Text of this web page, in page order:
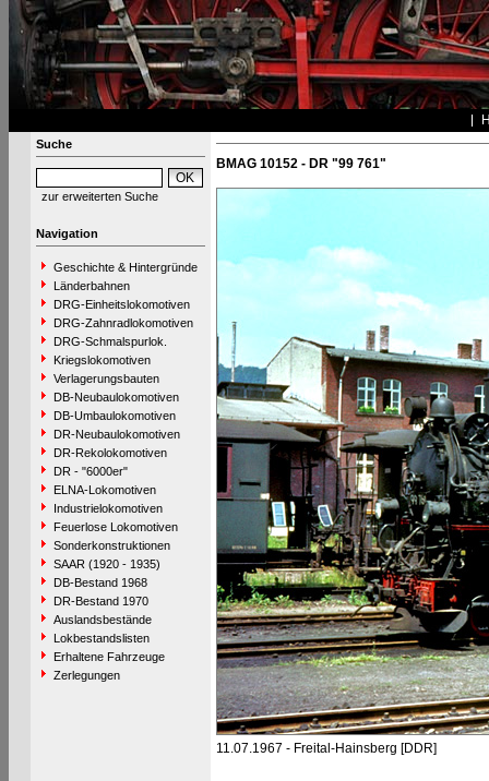
Suche
zur erweiterten Suche
Navigation
Geschichte & Hintergründe
Länderbahnen
DRG-Einheitslokomotiven
DRG-Zahnradlokomotiven
DRG-Schmalspurlok.
Kriegslokomotiven
Verlagerungsbauten
DB-Neubaulokomotiven
DB-Umbaulokomotiven
DR-Neubaulokomotiven
DR-Rekolokomotiven
DR - "6000er"
ELNA-Lokomotiven
Industrielokomotiven
Feuerlose Lokomotiven
Sonderkonstruktionen
SAAR (1920 - 1935)
DB-Bestand 1968
DR-Bestand 1970
Auslandsbestände
Lokbestandslisten
Erhaltene Fahrzeuge
Zerlegungen
BMAG 10152 - DR "99 761"
11.07.1967 - Freital-Hainsberg [DDR]